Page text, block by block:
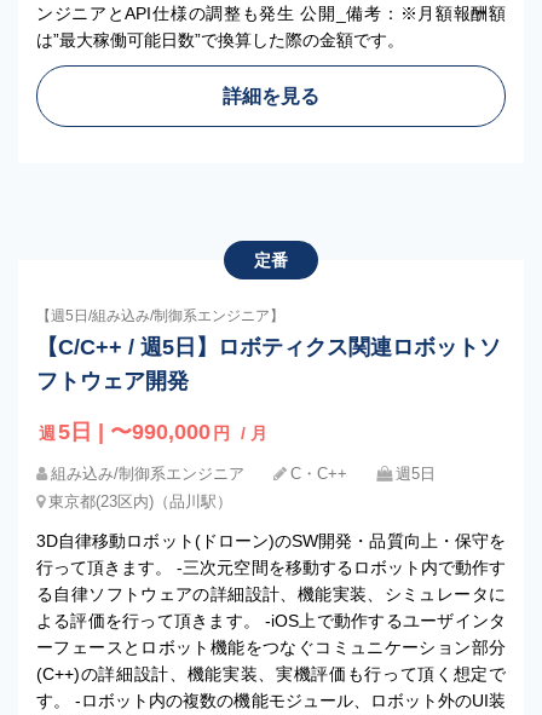
ンジニアとAPI仕様の調整も発生 公開_備考：※月額報酬額
は”最大稼働可能日数”で換算した際の金額です。
詳細を見る
定番
【週5日/組み込み/制御系エンジニア】
【C/C++ / 週5日】ロボティクス関連ロボットソ
フトウェア開発
週 5日 | 〜990,000 円 / 月
組み込み/制御系エンジニア C・C++
週5日
東京都(23区内)（品川駅）
3D自律移動ロボット(ドローン)のSW開発・品質向上・保守を
行って頂きます。 -三次元空間を移動するロボット内で動作す
る自律ソフトウェアの詳細設計、機能実装、シミュレータに
よる評価を行って頂きます。 -iOS上で動作するユーザインタ
ーフェースとロボット機能をつなぐコミュニケーション部分
(C++)の詳細設計、機能実装、実機評価も行って頂く想定で
す。 -ロボット内の複数の機能モジュール、ロボット外のUI装